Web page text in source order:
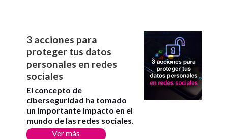
3 acciones para
proteger tus datos
personales en redes
sociales
El concepto de
ciberseguridad ha tomado
un importante impacto en el
mundo de las redes sociales.
Ver más